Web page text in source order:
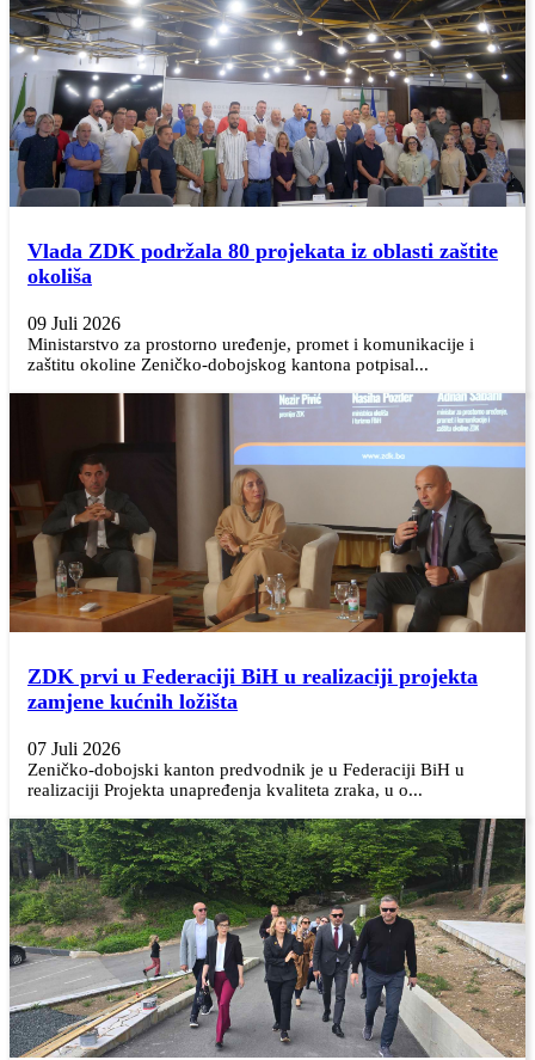
Vlada ZDK podržala 80 projekata iz oblasti zaštite
okoliša
09 Juli 2026
Ministarstvo za prostorno uređenje, promet i komunikacije i
zaštitu okoline Zeničko-dobojskog kantona potpisal...
ZDK prvi u Federaciji BiH u realizaciji projekta
zamjene kućnih ložišta
07 Juli 2026
Zeničko-dobojski kanton predvodnik je u Federaciji BiH u
realizaciji Projekta unapređenja kvaliteta zraka, u o...